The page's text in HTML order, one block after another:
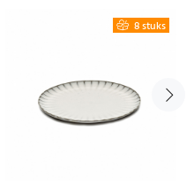
8 stuks